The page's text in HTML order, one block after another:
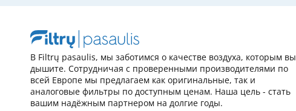
В Filtrų pasaulis, мы заботимся о качестве воздуха, которым вы
дышите. Сотрудничая с проверенными производителями по
всей Европе мы предлагаем как оригинальные, так и
аналоговые фильтры по доступным ценам. Наша цель - стать
вашим надёжным партнером на долгие годы.